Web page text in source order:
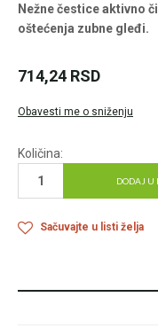
Nežne čestice aktivno
oštećenja zubne gleđi.
714,24 RSD
Obavesti me o sniženju
Količina:
DODAJ U
Sačuvajte u listi želja